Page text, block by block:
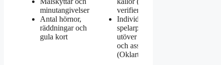
minutangivelser
Antal hörnor,
räddningar och
gula kort
verifierat)
Individuella
spelarpoäng
utöver mål
och assist
(Oklart)